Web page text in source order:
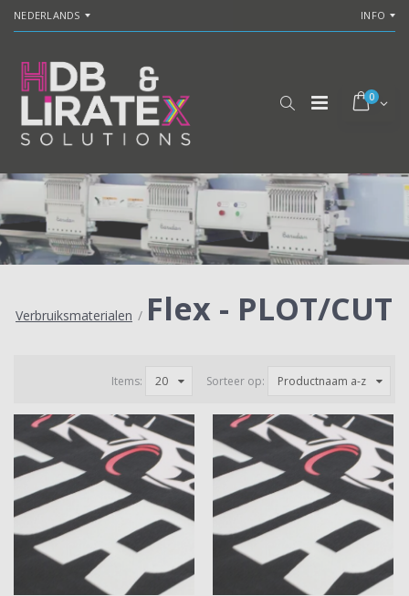
NEDERLANDS INFO
0
Verbruiksmaterialen / Flex - PLOT/CUT
Sorteer op: Productnaam a-z
Items: 20